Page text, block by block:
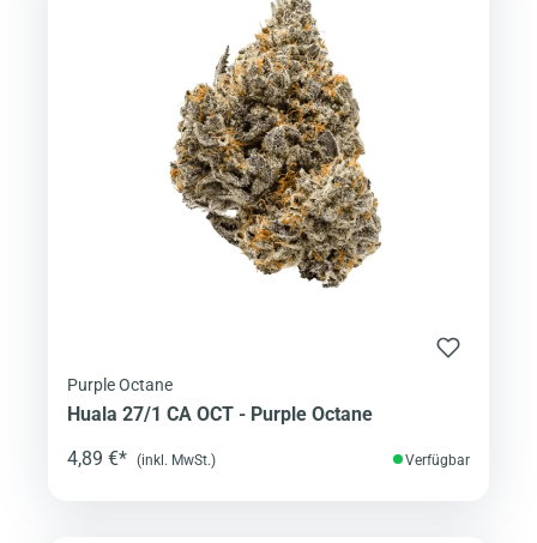
Purple Octane
Huala 27/1 CA OCT - Purple Octane
4,89 €* (inkl. MwSt.) Verfügbar